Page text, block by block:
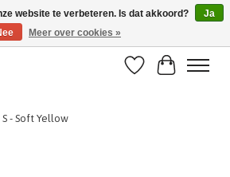
van 31/07 t;e.m. 17/8
Verlanglijst
- Soft Yellow
website te verbeteren. Is dat akkoord?
Ja
Meer over cookies »